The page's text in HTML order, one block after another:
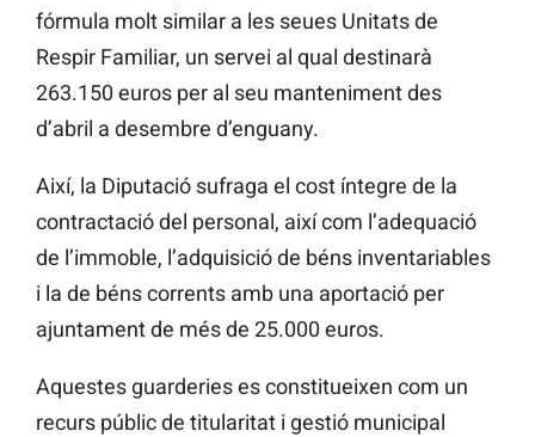
fórmula molt similar a les seues Unitats de
Respir Familiar, un servei al qual destinarà
263.150 euros per al seu manteniment des
d’abril a desembre d’enguany.
Així, la Diputació sufraga el cost íntegre de la
contractació del personal, així com l’adequació
de l’immoble, l’adquisició de béns inventariables
i la de béns corrents amb una aportació per
ajuntament de més de 25.000 euros.
Aquestes guarderies es constitueixen com un
recurs públic de titularitat i gestió municipal